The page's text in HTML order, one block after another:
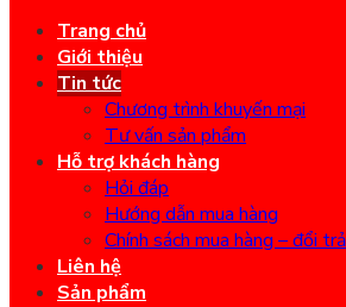
Trang chủ
Giới thiệu
Tin tức
Chương trình khuyến mại
Tư vấn sản phẩm
Hỗ trợ khách hàng
Hỏi đáp
Hướng dẫn mua hàng
Chính sách mua hàng – đổi trả
Liên hệ
Sản phẩm